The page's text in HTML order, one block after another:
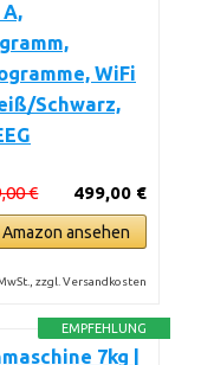
A,
WiFi
Schwarz,
499,00 €
€
ansehen
zzgl. Versandkosten
EMPFEHLUNG
7kg |